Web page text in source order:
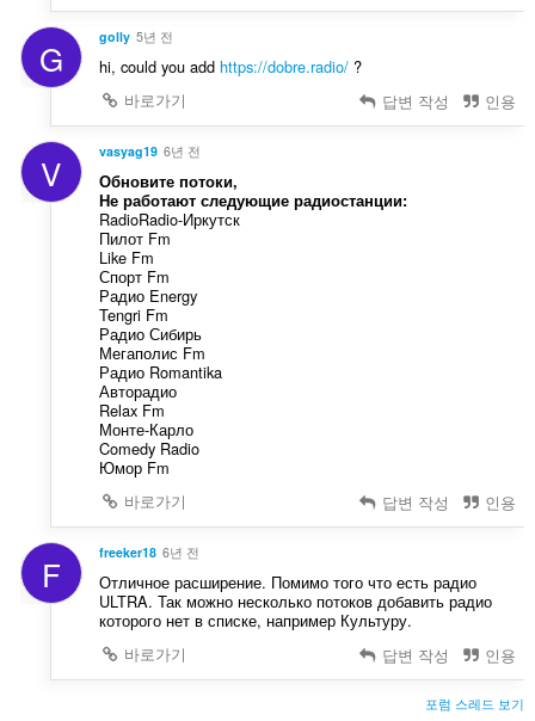
G golly 5년 전
hi, could you add https://dobre.radio/?
바로가기
답변 작성 인용
V vasyag19 6년 전
Обновите потоки,
Не работают следующие радиостанции:
RadioRadio-Иркутск
Пилот Fm
Like Fm
Спорт Fm
Радио Energy
Tengri Fm
Радио Сибирь
Мегаполис Fm
Радио Romantika
Авторадио
Relax Fm
Монте-Карло
Comedy Radio
Юмор Fm
바로가기
답변 작성 인용
F freeker18 6년 전
Отличное расширение. Помимо того что есть радио
ULTRA. Так можно несколько потоков добавить радио
которого нет в списке, например Культуру.
바로가기
답변 작성 인용
포럼 스레드 보기